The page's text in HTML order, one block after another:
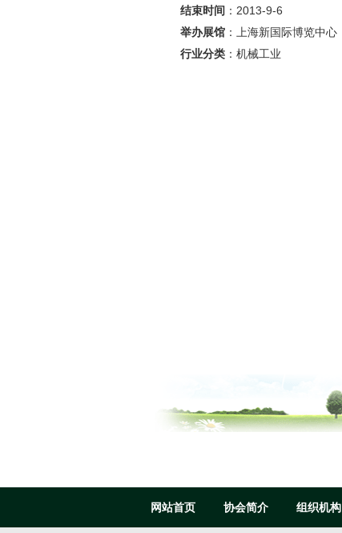
结束时间 ：2013-9-6
举办展馆：上海新国际博览中心
行业分类：机械工业
网站首页 协会简介 组织机构